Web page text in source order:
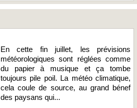
En cette fin juillet, les prévisions
météorologiques sont réglées comme
du papier à musique et ça tombe
toujours pile poil. La météo climatique,
cela coule de source, au grand bénef
des paysans qui...